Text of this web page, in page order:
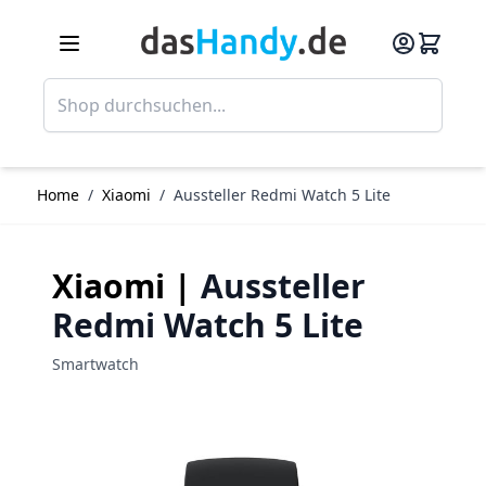
Home / Xiaomi / Aussteller Redmi Watch 5 Lite
Xiaomi | Aussteller
Redmi Watch 5 Lite
Smartwatch